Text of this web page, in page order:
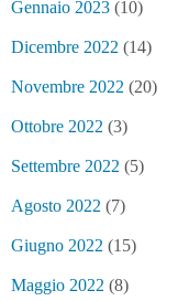
Gennaio 2023 (10)
Dicembre 2022 (14)
Novembre 2022 (20)
Ottobre 2022 (3)
Settembre 2022 (5)
Agosto 2022 (7)
Giugno 2022 (15)
Maggio 2022 (8)